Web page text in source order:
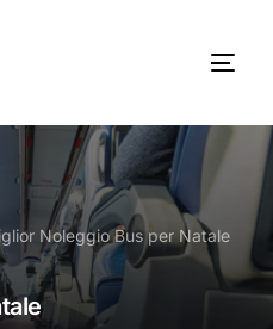
Noleggio Bus per Natale
servizi